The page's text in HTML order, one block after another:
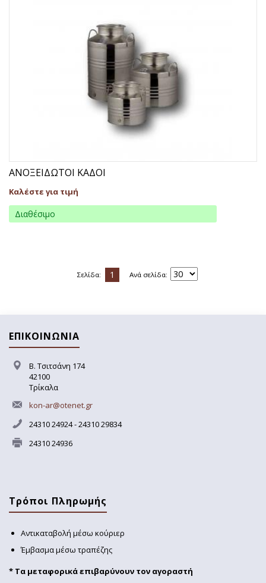
ΑΝΟΞΕΙΔΩΤΟΙ ΚΑΔΟΙ
Καλέστε για τιμή
Διαθέσιμο
Σελίδα: 1 Ανά σελίδα:
ΕΠΙΚΟΙΝΩΝΙΑ
Β. Τσιτσάνη 174
42100
Τρίκαλα
kon-ar@otenet.gr
24310 24924 - 24310 29834
24310 24936
Τρόποι Πληρωμής
Αντικαταβολή μέσω κούριερ
Έμβασμα μέσω τραπέζης
* Τα μεταφορικά επιβαρύνουν τον αγοραστή